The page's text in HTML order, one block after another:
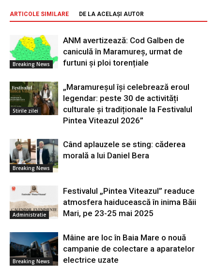
ARTICOLE SIMILARE DE LA ACELAȘI AUTOR
Breaking News
ANM avertizează: Cod Galben de
caniculă în Maramureș, urmat de
furtuni și ploi torențiale
Stirile zilei
„Maramureșul își celebrează eroul
legendar: peste 30 de activități
culturale și tradiționale la Festivalul
Pintea Viteazul 2026”
Breaking News
Când aplauzele se sting: căderea
morală a lui Daniel Bera
Administratie
Festivalul „Pintea Viteazul” readuce
atmosfera haiducească în inima Băii
Mari, pe 23-25 mai 2025
Breaking News
Mâine are loc în Baia Mare o nouă
campanie de colectare a aparatelor
electrice uzate